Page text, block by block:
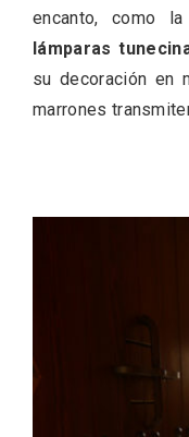
encanto, como
lámparas
su decoración en
marrones